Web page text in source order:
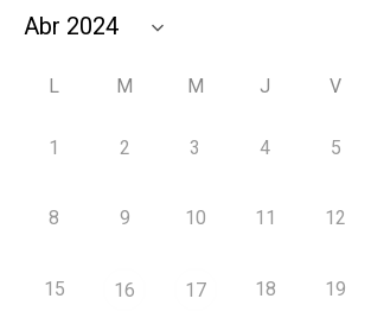
L M M J V
1 2 3 4 5
8 9 10 11 12
15 16 17 18 19